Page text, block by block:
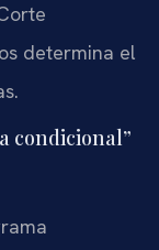
determina el
condicional”